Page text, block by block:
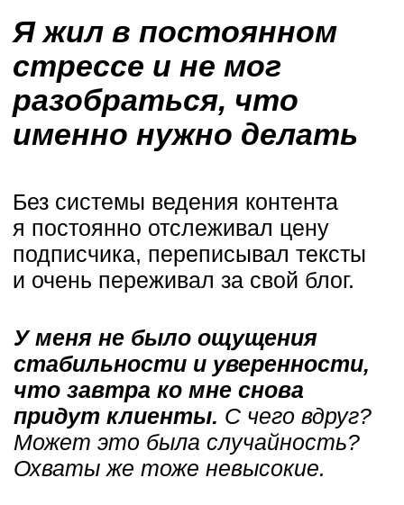
несколько постов и добавляете
в последнем призыв к действию.
Ничего сложного, но и выхлоп
небольшой с такой истории.
Постепенно вы прокачиваете
своими навыки ведения канала
и добавляете новые и новые
форматы в свой блог. Иногда
такие микроворонки.